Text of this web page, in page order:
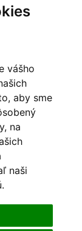
vášho
aby sme
na
naši
sa dovozom a
štýlového